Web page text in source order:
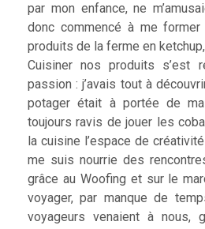
par mon enfance, ne
donc commencé à me
produits de la ferme en
Cuisiner nos produits s’est
passion : j’avais tout à
potager était à portée de
toujours ravis de jouer les
la cuisine l’espace de
me suis nourrie des
grâce au Woofing et sur le
voyager, par manque de
voyageurs venaient à nous,